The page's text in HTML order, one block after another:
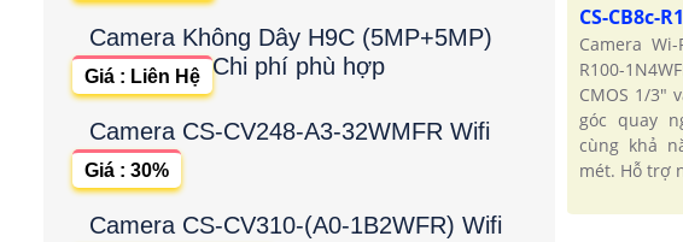
Camera Không Dây H9C (5MP+5MP)
Chi phí phù hợp
Giá : Liên Hệ
Camera CS-CV248-A3-32WMFR Wifi
Giá : 30%
Camera CS-CV310-(A0-1B2WFR) Wifi
CS-CB8c-
Camera Wi-
R100-
CMOS 1/3"
góc quay
cùng khả
mét. Hỗ trợ